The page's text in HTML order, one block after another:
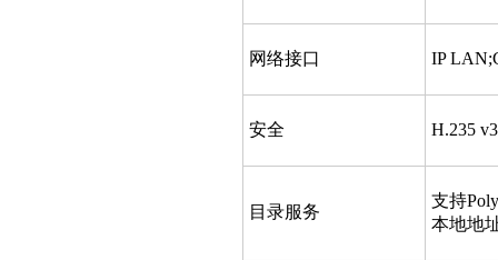
网络接口 IP
安全 H.235
目录服务
支持
本地地